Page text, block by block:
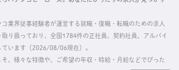
業界従事経験者が運営する就職・復職・転職のための求人
り扱っており、全国1784件の正社員、契約社員、アルバイ
ています（2026/08/06現在）。
、様々な特徴や、ご希望の年収・時給・月給などでぴった